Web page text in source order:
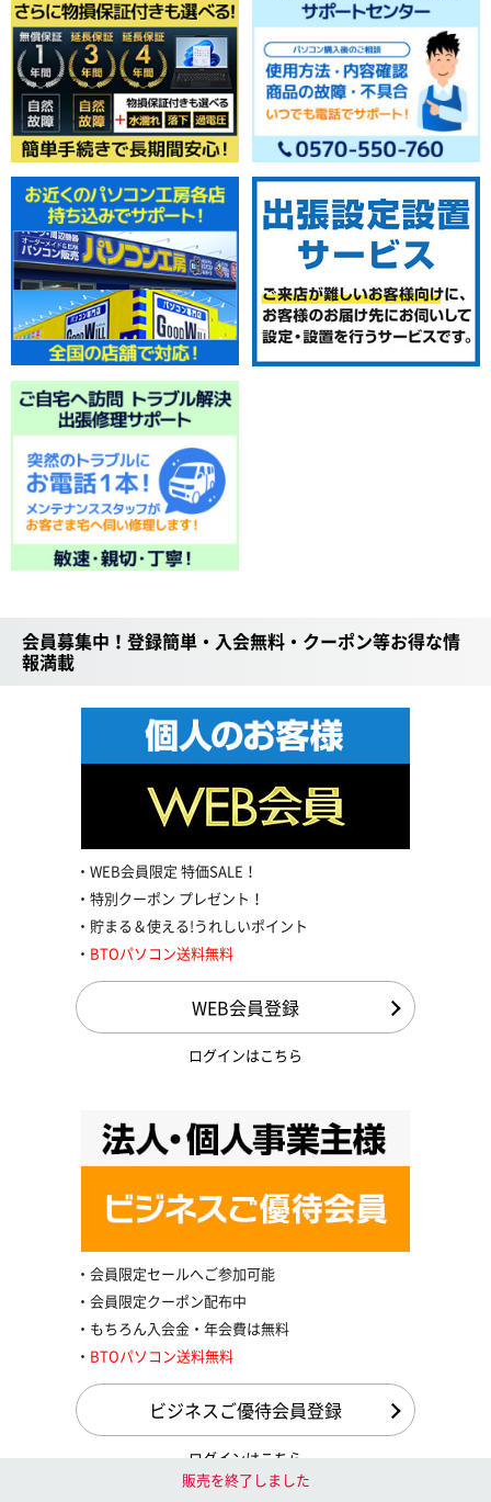
会員募集中！登録簡単・入会無料・クーポン等お得な情
報満載
WEB会員限定 特価SALE！
特別クーポン プレゼント！
貯まる＆使える!うれしいポイント
BTOパソコン送料無料
WEB会員登録
ログインはこちら
会員限定セールへご参加可能
会員限定クーポン配布中
もちろん入会金・年会費は無料
BTOパソコン送料無料
ビジネスご優待会員登録
ログインはこちら
販売を終了しました